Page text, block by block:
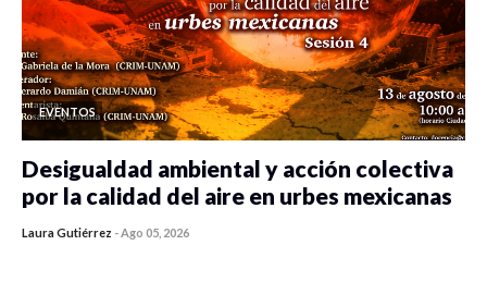
EVENTOS
Desigualdad ambiental y acción colectiva
por la calidad del aire en urbes mexicanas
Laura Gutiérrez -Ago 05, 2026